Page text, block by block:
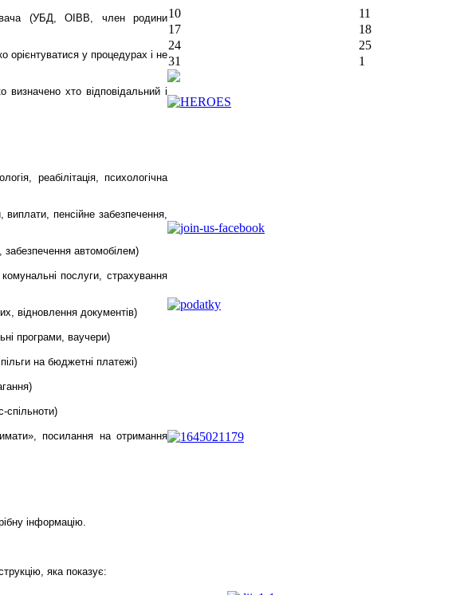
(УБД, ОІВВ, член родини
орієнтуватися у процедурах і не
визначено хто відповідальний і
реабілітація, психологічна
виплати, пенсійне забезпечення,
забезпечення автомобілем)
послуги, страхування
відновлення документів)
програми, ваучери)
на бюджетні платежі)
спільноти)
посилання на отримання
інформацію.
яка показує:
10
11
17
18
24
25
31
1